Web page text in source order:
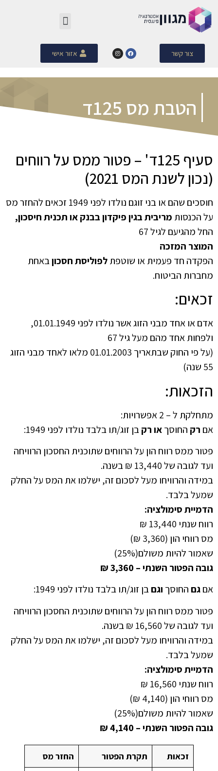
צור קשר אזור אישי
הטבת מס 125ד
סעיף 125ד' – פטור ממס על רווחים
(נכון לשנת המס 2021)
חוסכים שהם או בני זוגם נולדו לפני 1949 זכאים להחזר מס
על הכנסות מריבית בגין פיקדון בבנק או תכנית חיסכון,
החל מהגיעם לגיל 67
המוצר המזכה
הפקדה חד פעמית או שוטפתלפוליסת חסכוןבאחת
מחברות הביטוח.
זכאים:
אדם או אחד מבני הזוג אשר נולדו לפני 01.01.1949,
ולפחות אחד מהם מעל גיל 67
(על פי החוק שבתאריך 01.01.2003 מלאו לאחד מבני הזוג
55 שנה)
הזכאות:
מתחלקת ל – 2 אפשרויות:
אם רק החוסךאו רקבן זוג/תו בלבד נולדו לפני 1949:
פטור ממס רווח הון על הרווחים שתוכנית החסכון הרוויחה
ועד לגובה של 13,440 ₪ בשנה.
במידה והרוויחו מעל לסכום זה, ישלמו את המס על החלק
שמעל בלבד.
הדמיית סימולציה:
רווח שנתי 13,440 ₪
מס רווחי הון (3,360 ₪)
שאמור להיות משולם(25%)
גובה הפטור השנתי – 3,360 ₪
אםגםהחוסך וגםבן זוג/תו בלבד נולדו לפני 1949:
פטור ממס רווח הון על הרווחים שתוכנית החסכון הרוויחה
ועד לגובה של 16,560 ₪ בשנה.
במידה והרוויחו מעל לסכום זה, ישלמו את המס על החלק
שמעל בלבד.
הדמיית סימולציה:
רווח שנתי 16,560 ₪
מס רווחי הון (4,140 ₪)
שאמור להיות משולם(25%)
גובה הפטור השנתי – 4,140 ₪
זכאות תקרת הפטור
החזר מס